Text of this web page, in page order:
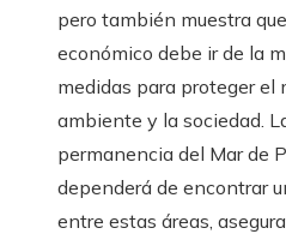
pero también muestra
económico debe ir de la
medidas para proteger el
ambiente y la sociedad.
permanencia del Mar de
dependerá de encontrar
entre estas áreas,